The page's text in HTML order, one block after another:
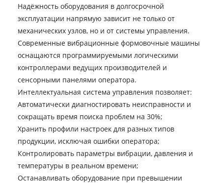
Надёжность оборудования в долгосрочной
эксплуатации напрямую зависит не только от
механических узлов, но и от системы управления.
Современные вибрационные формовочные машины
оснащаются программируемыми логическими
контроллерами ведущих производителей и
сенсорными панелями оператора.
Интеллектуальная система управления позволяет:
Автоматически диагностировать неисправности и
сокращать время поиска проблем на 30%;
Хранить профили настроек для разных типов
продукции, исключая ошибки оператора;
Контролировать параметры вибрации, давления и
температуры в реальном времени;
Останавливать оборудование при превышении